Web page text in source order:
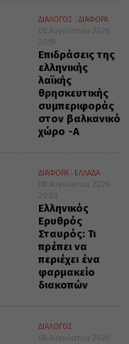
ΔΙΑΛΟΓΟΣ
ΔΙΑΦΟΡΑ
08 Αυγούστου 2026
20:19
Επιδράσεις της
ελληνικής
λαϊκής
θρησκευτικής
συμπεριφοράς
στον βαλκανικό
χώρο -Α΄
ΔΙΑΦΟΡΑ
ΕΛΛΑΔΑ
08 Αυγούστου 2026
20:03
Ελληνικός
Ερυθρός
Σταυρός: Τι
πρέπει να
περιέχει ένα
φαρμακείο
διακοπών
ΔΙΑΛΟΓΟΣ
08 Αυγούστου 2026